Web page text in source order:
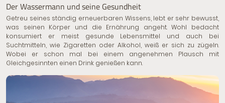
Der Wassermann und seine Gesundheit
Getreu seines ständig erneuerbaren Wissens, lebt er sehr bewusst,
was seinen Körper und die Ernährung angeht. Wohl bedacht
konsumiert er meist gesunde Lebensmittel und auch bei
Suchtmitteln, wie Zigaretten oder Alkohol, weiß er sich zu zügeln.
Wobei er schon mal bei einem angenehmen Plausch mit
Gleichgesinnten einen Drink genießen kann.